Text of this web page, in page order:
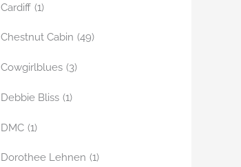
Cardiff (1)
Chestnut Cabin (49)
Cowgirlblues (3)
Debbie Bliss (1)
DMC (1)
Dorothee Lehnen (1)